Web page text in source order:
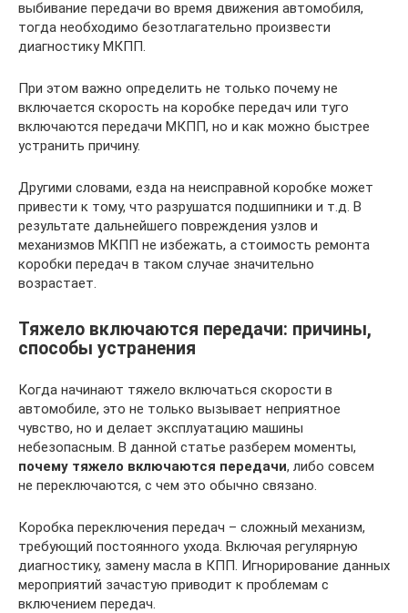
выбивание передачи во время движения автомобиля,
тогда необходимо безотлагательно произвести
диагностику МКПП.
При этом важно определить не только почему не
включается скорость на коробке передач или туго
включаются передачи МКПП, но и как можно быстрее
устранить причину.
Другими словами, езда на неисправной коробке может
привести к тому, что разрушатся подшипники и т.д. В
результате дальнейшего повреждения узлов и
механизмов МКПП не избежать, а стоимость ремонта
коробки передач в таком случае значительно
возрастает.
Тяжело включаются передачи: причины,
способы устранения
Когда начинают тяжело включаться скорости в
автомобиле, это не только вызывает неприятное
чувство, но и делает эксплуатацию машины
небезопасным. В данной статье разберем моменты,
почему тяжело включаются передачи, либо совсем
не переключаются, с чем это обычно связано.
Коробка переключения передач – сложный механизм,
требующий постоянного ухода. Включая регулярную
диагностику, замену масла в КПП. Игнорирование данных
мероприятий зачастую приводит к проблемам с
включением передач.